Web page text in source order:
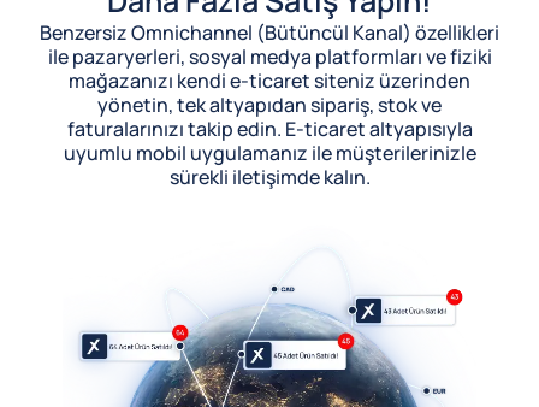
Benzersiz Omnichannel (Bütüncül Kanal) özellikleri
ile pazaryerleri, sosyal medya platformları ve fiziki
mağazanızı kendi e-ticaret siteniz üzerinden
yönetin, tek altyapıdan sipariş, stok ve
faturalarınızı takip edin. E-ticaret altyapısıyla
uyumlu mobil uygulamanız ile müşterilerinizle
sürekli iletişimde kalın.